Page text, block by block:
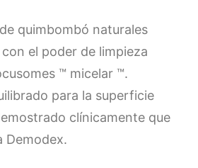
quimbombó naturales
el poder de limpieza
™ micelar ™.
para la superficie
clínicamente que
Demodex.